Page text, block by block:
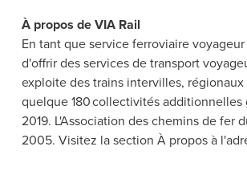
À propos de VIA Rail
En tant que service ferroviaire
d'offrir des services de transport
exploite des trains intervilles,
quelque 180 collectivités
2019. L'Association des chemins de fer
2005. Visitez la section À propos à